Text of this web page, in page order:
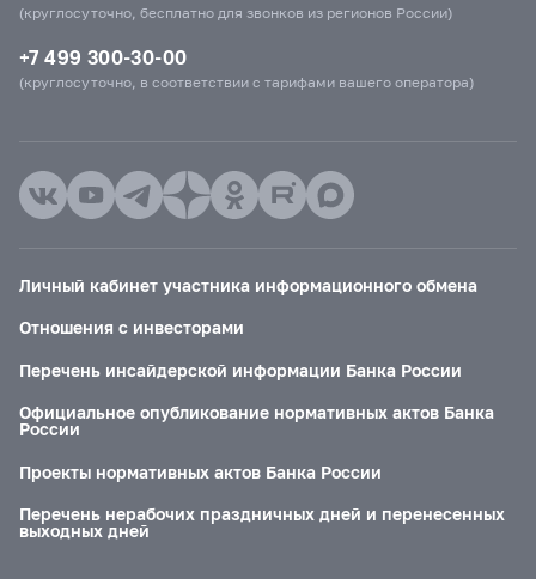
(круглосуточно, бесплатно для звонков из регионов России)
+7 499 300-30-00
(круглосуточно, в соответствии с тарифами вашего оператора)
Личный кабинет участника информационного обмена
Отношения с инвесторами
Перечень инсайдерской информации Банка России
Официальное опубликование нормативных актов Банка
России
Проекты нормативных актов Банка России
Перечень нерабочих праздничных дней и перенесенных
выходных дней